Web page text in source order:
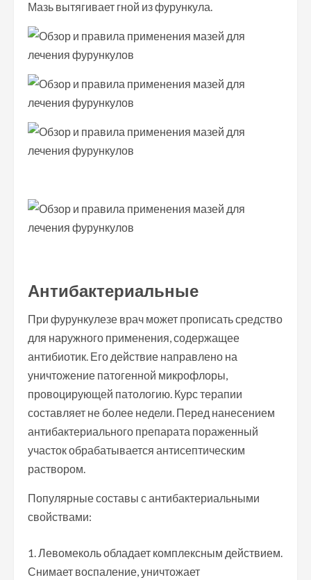
Мазь вытягивает гной из фурункула.
Антибактериальные
При фурункулезе врач может прописать средство
для наружного применения, содержащее
антибиотик. Его действие направлено на
уничтожение патогенной микрофлоры,
провоцирующей патологию. Курс терапии
составляет не более недели. Перед нанесением
антибактериального препарата пораженный
участок обрабатывается антисептическим
раствором.
Популярные составы с антибактериальными
свойствами:
Левомеколь обладает комплексным действием.
Снимает воспаление, уничтожает